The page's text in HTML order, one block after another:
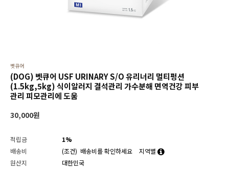
벳큐어
(DOG) 벳큐어 USF URINARY S/O 유리너리 멀티펑션
(1.5kg,5kg) 식이알러지 결석관리 가수분해 면역건강 피부
관리 피모관리에 도움
30,000원
적립금
1%
배송비
(조건) 배송비를 확인하세요
지역별
원산지
대한민국